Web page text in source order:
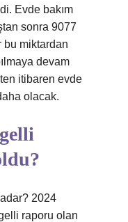
Evde bakım
sonra 9077
bu miktardan
devam
itibaren evde
olacak.
2024
raporu olan